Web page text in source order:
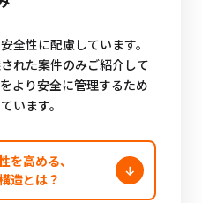
全性に配慮しています。
れた案件のみご紹介して
より安全に管理するため
います。
を高める、
造とは？